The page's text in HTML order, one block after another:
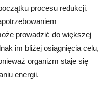
procesu redukcji.
prowadzić do większej
im bliżej osiągnięcia celu,
organizm staje się
energii.